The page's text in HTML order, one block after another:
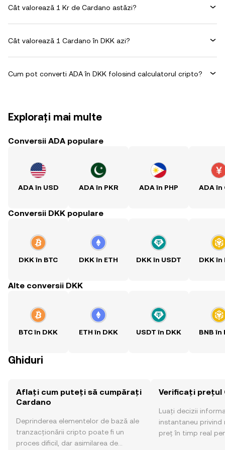
Cât valorează 1 Kr de Cardano astăzi?
Cât valorează 1 Cardano în DKK azi?
Cum pot converti ADA în DKK folosind calculatorul cripto?
Explorați mai multe
Conversii ADA populare
ADA în USD ADA în PKR ADA în PHP ADA în
Conversii DKK populare
DKK în BTC DKK în ETH DKK în USDT DKK în
Alte conversii DKK
BTC în DKK ETH în DKK USDT în DKK BNB în
Ghiduri
Aflați cum puteți să cumpărați
Cardano
Deprinderea elementelor de bază ale
tranzacționării cripto poate fi un
proces dificil, dar asimilarea de
Verificați prețul
Luați decizii
instantaneu privind
preț în timp real